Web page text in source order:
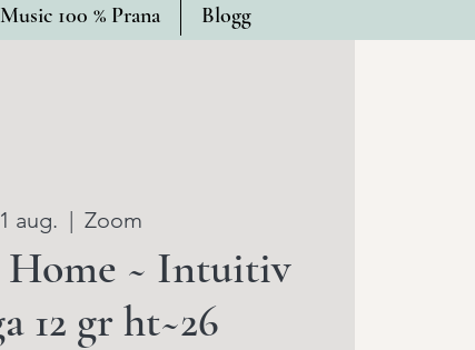
100 % Prana Blogg
aug.
  |
Zoom
Home ~ Intuitiv
12 gr ht~26